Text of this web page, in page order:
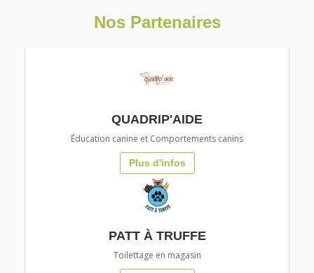
Nos Partenaires
QUADRIP'AIDE
Éducation canine et Comportements canins
Plus d'infos
PATT À TRUFFE
Toilettage en magasin